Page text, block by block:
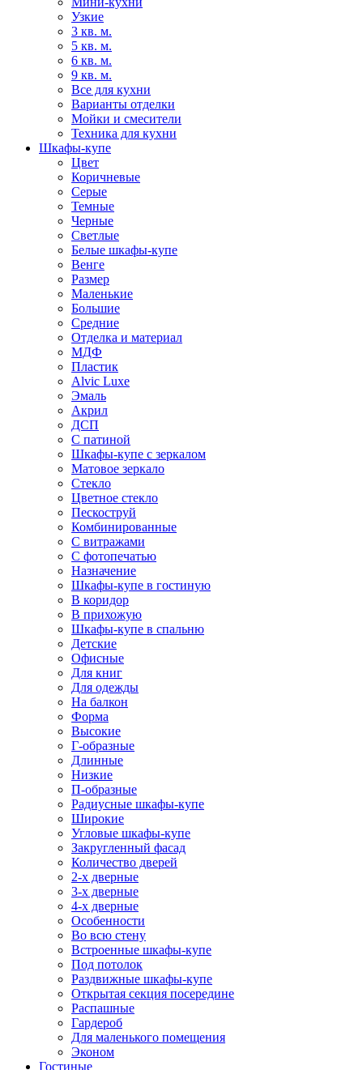
Узкие
3 кв. м.
5 кв. м.
6 кв. м.
9 кв. м.
Все для кухни
Варианты отделки
Мойки и смесители
Техника для кухни
Шкафы-купе
Цвет
Коричневые
Серые
Темные
Черные
Светлые
Белые шкафы-купе
Венге
Размер
Маленькие
Большие
Средние
Отделка и материал
МДФ
Пластик
Alvic Luxe
Эмаль
Акрил
ДСП
С патиной
Шкафы-купе с зеркалом
Матовое зеркало
Стекло
Цветное стекло
Пескоструй
Комбинированные
С витражами
С фотопечатью
Назначение
Шкафы-купе в гостиную
В коридор
В прихожую
Шкафы-купе в спальню
Детские
Офисные
Для книг
Для одежды
На балкон
Форма
Высокие
Г-образные
Длинные
Низкие
П-образные
Радиусные шкафы-купе
Широкие
Угловые шкафы-купе
Закругленный фасад
Количество дверей
2-х дверные
3-х дверные
4-х дверные
Особенности
Во всю стену
Встроенные шкафы-купе
Под потолок
Раздвижные шкафы-купе
Открытая секция посередине
Распашные
Гардероб
Для маленького помещения
Эконом
Гостиные